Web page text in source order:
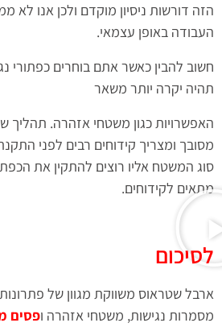
הזה דורשות ניסיון מוקדם ולכן אנו לא
העבודה באופן עצמאי.
חשוב להבין כאשר אתם בוחרים כפתורי
תהיה יקרה יותר משאר
האפשרויות כגון משטחי אזהרה. תהליך
מסובך ומצריך קידוחים רבים לפני
סוג המשטח אליו רוצים להתקין את
מתאים לקידוחים.
לסיכום
ארבל שטראוס משווקת מגוון של
מסמרות נגישות, משטחי אזהרה ופסים